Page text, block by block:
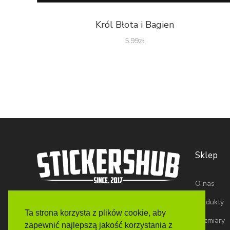
Król Błota i Bagien
5.99zł
Sklep
O nas
Produkty
Rozmiary
Ta strona korzysta z plików cookie, aby
zapewnić najlepszą jakość korzystania z